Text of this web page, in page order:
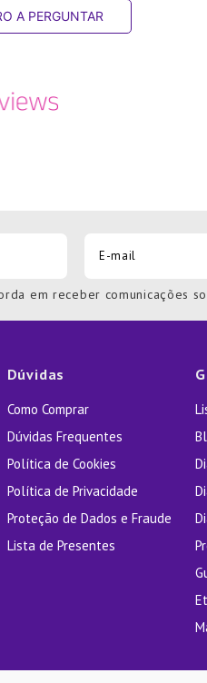
A PERGUNTAR
em receber comunicações
Dúvidas
Como Comprar
Dúvidas Frequentes
Política de Cookies
Política de Privacidade
Proteção de Dados e Fraude
Lista de Presentes